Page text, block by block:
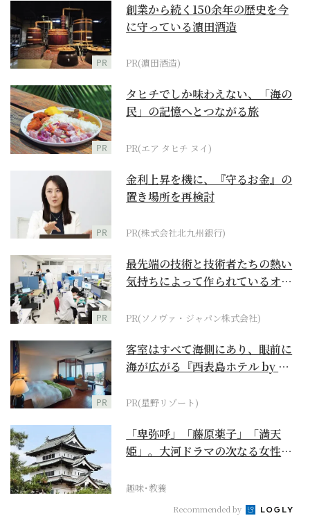
PR
創業から続く150余年の歴史を今
に守っている濵田酒造
PR(濵田酒造)
PR
タヒチでしか味わえない、「海の
民」の記憶へとつながる旅
PR(エア タヒチ ヌイ)
PR
金利上昇を機に、『守るお金』の
置き場所を再検討
PR(株式会社北九州銀行)
PR
最先端の技術と技術者たちの熱い
気持ちによって作られているオー
PR(ソノヴァ・ジャパン株式会社)
PR
客室はすべて海側にあり、眼前に
海が広がる『西表島ホテル by 星
PR(星野リゾート)
「卑弥呼」「藤原薬子」「満天
姫」。大河ドラマの次なる女性主
趣味･教養
Recommended by